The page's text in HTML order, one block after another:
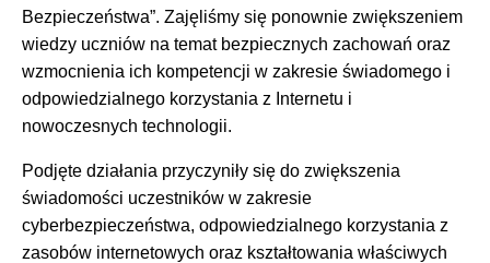
Bezpieczeństwa”. Zajęliśmy się ponownie zwiększeniem
wiedzy uczniów na temat bezpiecznych zachowań oraz
wzmocnienia ich kompetencji w zakresie świadomego i
odpowiedzialnego korzystania z Internetu i
nowoczesnych technologii.
Podjęte działania przyczyniły się do zwiększenia
świadomości uczestników w zakresie
cyberbezpieczeństwa, odpowiedzialnego korzystania z
zasobów internetowych oraz kształtowania właściwych